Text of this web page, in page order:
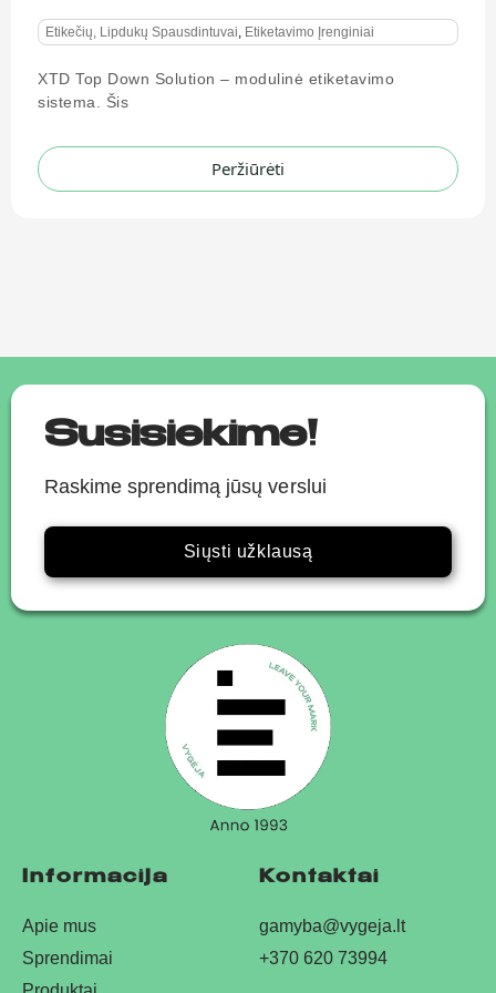
Susisiekime!
Raskime sprendimą jūsų verslui
Siųsti užklausą
Informacija
Apie mus
Sprendimai
Kontaktai
gamyba@vygeja.lt
+370 620 73994